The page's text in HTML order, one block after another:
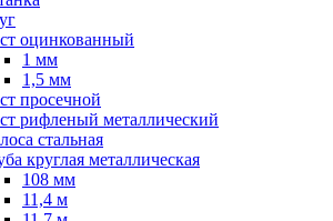
оцинкованный
1 мм
1,5 мм
просечной
рифленый металлический
стальная
круглая металлическая
108 мм
11,4 м